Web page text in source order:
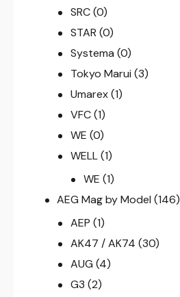
SRC (0)
STAR (0)
Systema (0)
Tokyo Marui (3)
Umarex (1)
VFC (1)
WE (0)
WELL (1)
WE (1)
AEG Mag by Model (146)
AEP (1)
AK47 / AK74 (30)
AUG (4)
G3 (2)